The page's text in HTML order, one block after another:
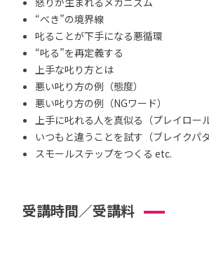
“べき”の境界線
叱ることが下手になる悪循環
“叱る”を再定義する
上手な叱り方とは
悪い叱り方の例（態度）
悪い叱り方の例（NGワード）
上手に叱れる人を真似る（プレイロール
いつもと違うことを試す（ブレイクパタ
スモールステップをつくる etc.
受講時間／受講料